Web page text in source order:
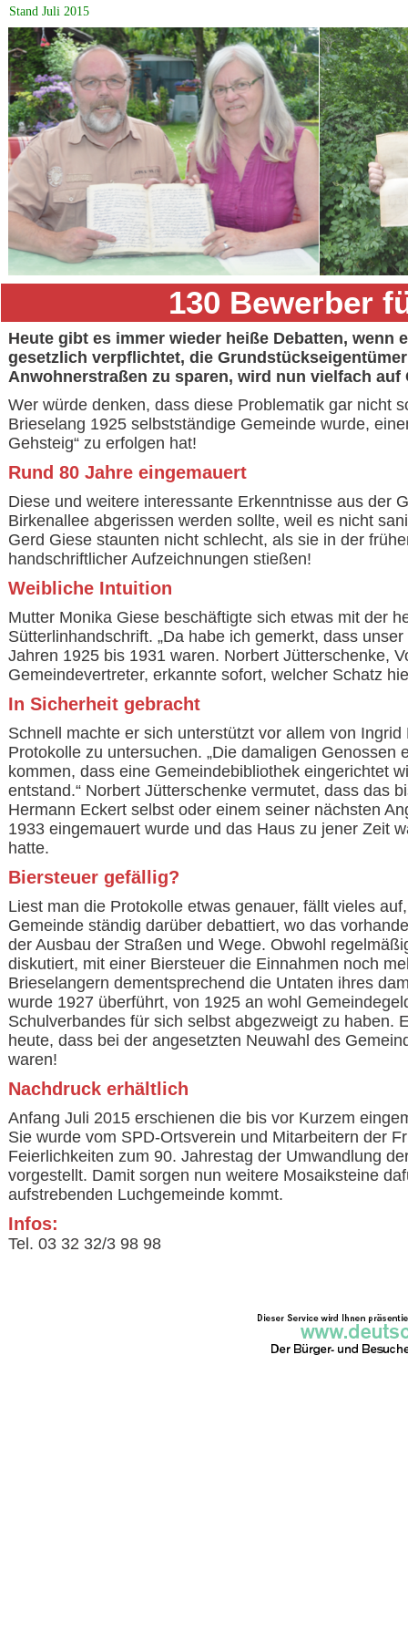
Heute gibt es immer wieder heiße Debatten, wenn
gesetzlich verpflichtet, die
Anwohnerstraßen zu sparen, wird nun vielfach auf
Wer würde denken, dass diese Problematik gar nicht
Brieselang 1925 selbstständige Gemeinde wurde,
Gehsteig“ zu erfolgen hat!
Rund 80 Jahre eingemauert
Diese und weitere interessante Erkenntnisse aus der
Birkenallee abgerissen werden sollte, weil es nicht
Gerd Giese staunten nicht schlecht, als sie in der
handschriftlicher Aufzeichnungen stießen!
Weibliche Intuition
Mutter Monika Giese beschäftigte sich etwas mit der
Sütterlinhandschrift. „Da habe ich gemerkt, dass
Jahren 1925 bis 1931 waren. Norbert Jütterschenke,
Gemeindevertreter, erkannte sofort, welcher Schatz
In Sicherheit gebracht
Schnell machte er sich unterstützt vor allem von
Protokolle zu untersuchen. „Die damaligen
kommen, dass eine Gemeindebibliothek eingerichtet
entstand.“ Norbert Jütterschenke vermutet, dass das
Hermann Eckert selbst oder einem seiner nächsten
1933 eingemauert wurde und das Haus zu jener Zeit
hatte.
Biersteuer gefällig?
Liest man die Protokolle etwas genauer, fällt vieles
Gemeinde ständig darüber debattiert, wo das
der Ausbau der Straßen und Wege. Obwohl
diskutiert, mit einer Biersteuer die Einnahmen noch
Brieselangern dementsprechend die Untaten ihres
wurde 1927 überführt, von 1925 an wohl
Schulverbandes für sich selbst abgezweigt zu haben.
heute, dass bei der angesetzten Neuwahl des
waren!
Nachdruck erhältlich
Anfang Juli 2015 erschienen die bis vor Kurzem
Sie wurde vom SPD-Ortsverein und Mitarbeitern der
Feierlichkeiten zum 90. Jahrestag der Umwandlung
vorgestellt. Damit sorgen nun weitere Mosaiksteine
aufstrebenden Luchgemeinde kommt.
Infos:
Tel. 03 32 32/3 98 98
Stand Juli 2015
130 Bewerber